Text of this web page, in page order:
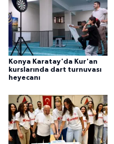
Konya Karatay'da Kur'an
kurslarında dart turnuvası
heyecanı